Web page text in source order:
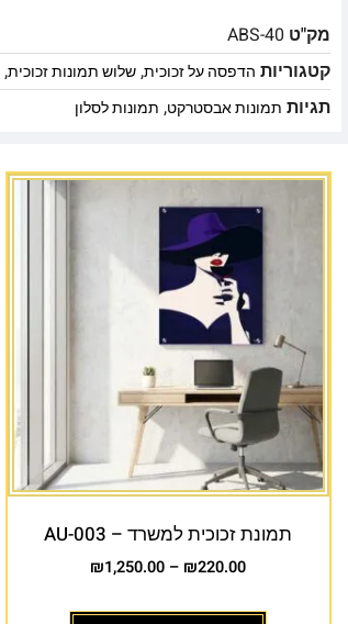
מק"ט ABS-40
קטגוריות הדפסה על זכוכית,שלוש תמונות זכוכית,
תגיות תמונות אבסטרקט, תמונות לסלון
תמונת זכוכית למשרד – AU-003
₪220.00
–
₪1,250.00